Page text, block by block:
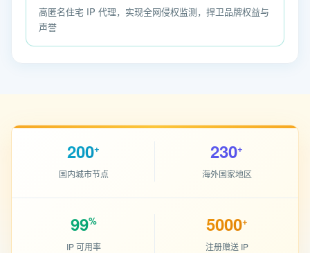
高匿名住宅 IP 代理，实现全网侵权监测，捍卫品牌权益与
声誉
200+
国内城市节点
230+
海外国家地区
99%
IP 可用率
5000+
注册赠送 IP